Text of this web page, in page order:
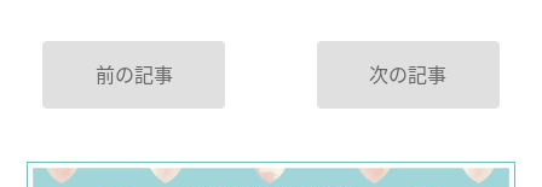
前の記事 次の記事